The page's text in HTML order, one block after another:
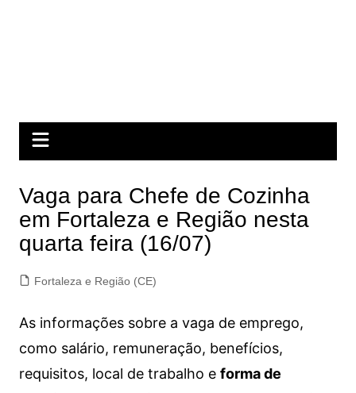
Vaga para Chefe de Cozinha
em Fortaleza e Região nesta
quarta feira (16/07)
Fortaleza e Região (CE)
As informações sobre a vaga de emprego,
como salário, remuneração, benefícios,
requisitos, local de trabalho e forma de